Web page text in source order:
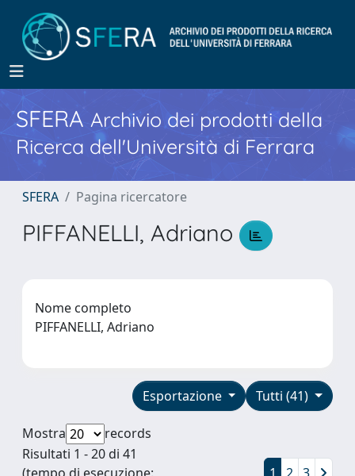
SFERA Archivio dei prodotti della
Ricerca dell'Università di Ferrara
SFERA Pagina ricercatore
PIFFANELLI, Adriano
Nome completo
PIFFANELLI, Adriano
Tutti (41)
Esportazione
Mostra
records
Risultati 1 - 20 di 41